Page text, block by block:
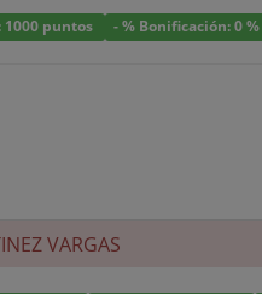
1000 puntos - % Bonificación: 0 %
VARGAS